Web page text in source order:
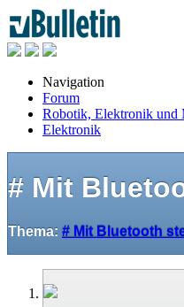
Navigation
Forum
Robotik, Elektronik und
Elektronik
# Mit
Thema: # Mit Bluetooth